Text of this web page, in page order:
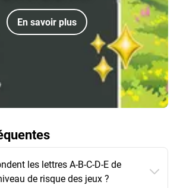
En savoir plus
les lettres A-B-C-D-E de
de risque des jeux ?